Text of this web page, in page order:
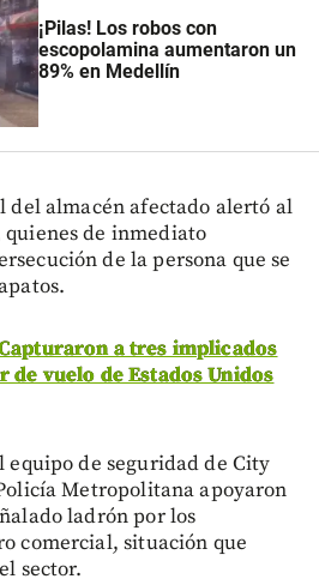
¡Pilas! Los robos con
escopolamina aumentaron un
89% en Medellín
del almacén afectado alertó al
de inmediato
de la persona que se
a tres implicados
de vuelo de Estados Unidos
equipo de seguridad de City
Metropolitana apoyaron
ladrón por los
comercial, situación que
sector.